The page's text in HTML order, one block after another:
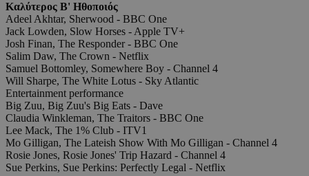
Καλύτερος Β' Ηθοποιός
Adeel Akhtar, Sherwood - BBC One
Jack Lowden, Slow Horses - Apple TV+
Josh Finan, The Responder - BBC One
Salim Daw, The Crown - Netflix
Samuel Bottomley, Somewhere Boy - Channel 4
Will Sharpe, The White Lotus - Sky Atlantic
Entertainment performance
Big Zuu, Big Zuu's Big Eats - Dave
Claudia Winkleman, The Traitors - BBC One
Lee Mack, The 1% Club - ITV1
Mo Gilligan, The Lateish Show With Mo Gilligan - Channel 4
Rosie Jones, Rosie Jones' Trip Hazard - Channel 4
Sue Perkins, Sue Perkins: Perfectly Legal - Netflix